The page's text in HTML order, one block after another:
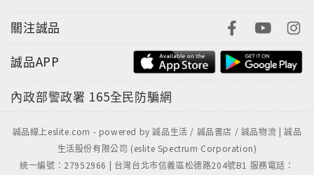
關注誠品
誠品APP
內政部警政署 165全民防騙網
誠品線上eslite.com - powered by 誠品生活 / 誠品書店 / 誠品物流 | 誠品
生活股份有限公司 (eslite Spectrum Corporation)
統一編號：27952966 | 台灣台北市信義區松德路204號B1 服務電話：